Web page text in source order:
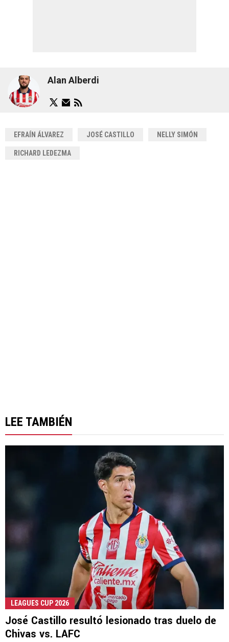
Alan Alberdi
EFRAÍN ÁLVAREZ JOSÉ CASTILLO NELLY SIMÓN
RICHARD LEDEZMA
LEE TAMBIÉN
LEAGUES CUP 2026
José Castillo resultó lesionado tras duelo de
Chivas vs. LAFC